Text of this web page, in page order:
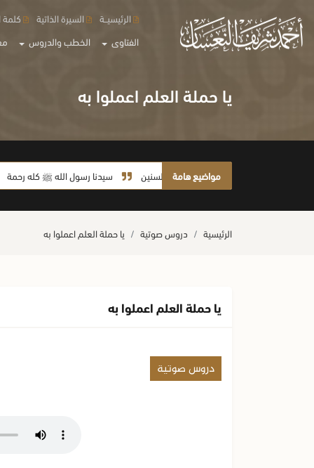
الفتاوى الخطب والدروس
الرئيسيــة السيرة الذاتية كلمة
يا حملة العلم اعملوا به
مواضيع هامة
لا يأخذ أمته بالسنين سيدنا رسول الله ﷺ كله رحمة
الرئيسية دروس صوتية يا حملة العلم اعملوا به
يا حملة العلم اعملوا به
دروس صوتية